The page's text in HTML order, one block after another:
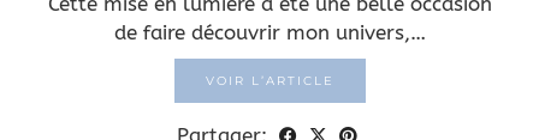
de faire découvrir mon univers,…
VOIR L’ARTICLE
Partager: